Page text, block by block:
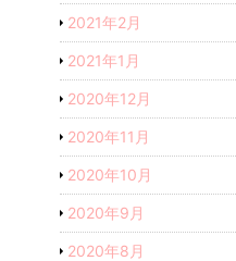
2021年2月
2021年1月
2020年12月
2020年11月
2020年10月
2020年9月
2020年8月